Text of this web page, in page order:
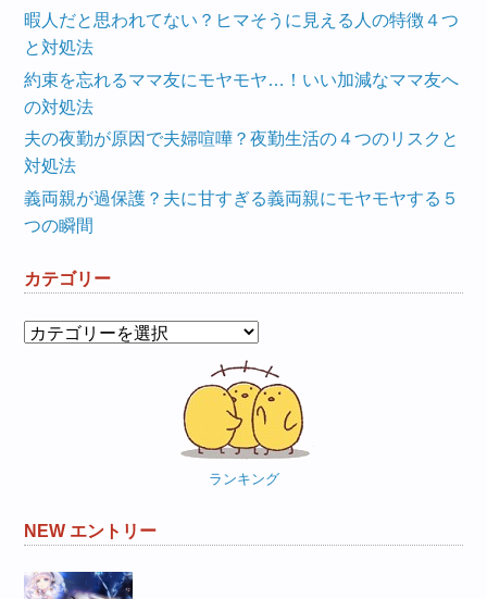
暇人だと思われてない？ヒマそうに見える人の特徴４つ
と対処法
約束を忘れるママ友にモヤモヤ…！いい加減なママ友へ
の対処法
夫の夜勤が原因で夫婦喧嘩？夜勤生活の４つのリスクと
対処法
義両親が過保護？夫に甘すぎる義両親にモヤモヤする５
つの瞬間
カテゴリー
カ
ランキング
NEW エントリー